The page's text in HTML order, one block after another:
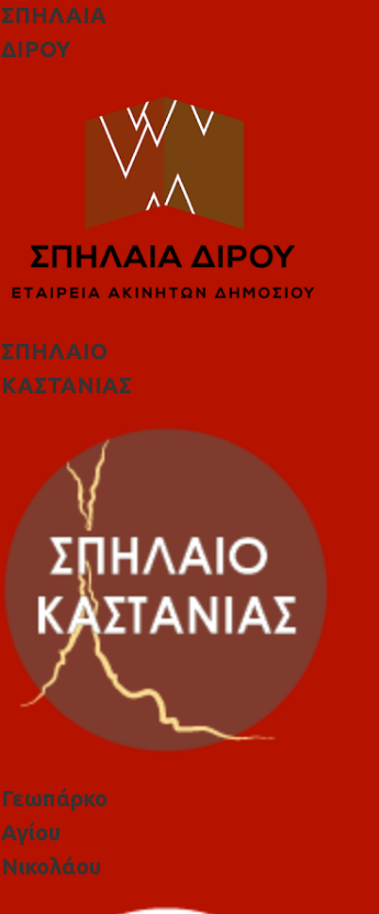
ΣΠΗΛΑΙΑ
ΔΙΡΟΥ
ΣΠΗΛΑΙΟ
ΚΑΣΤΑΝΙΑΣ
Γεωπάρκο
Αγίου
Νικολάου